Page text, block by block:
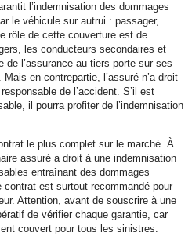
l’indemnisation des dommages
le véhicule sur autrui : passager,
rôle de cette couverture est de
les conducteurs secondaires et
de l’assurance au tiers porte sur ses
en contrepartie, l’assuré n’a droit
de l’accident. S’il est
il pourra profiter de l’indemnisation
le plus complet sur le marché. À
assuré a droit à une indemnisation
entraînant des dommages
est surtout recommandé pour
Attention, avant de souscrire à une
de vérifier chaque garantie, car
couvert pour tous les sinistres.